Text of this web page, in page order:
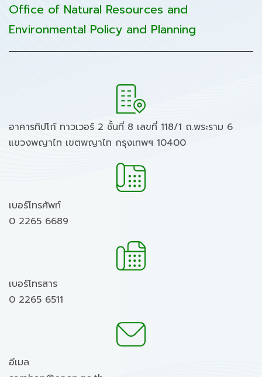
Office of Natural Resources and
Environmental Policy and Planning
อาคารทิปโก้ ทาวเวอร์ 2 ชั้นที่ 8 เลขที่ 118/1 ถ.พระราม 6
แขวงพญาไท เขตพญาไท กรุงเทพฯ 10400
เบอร์โทรศัพท์
0 2265 6689
เบอร์โทรสาร
0 2265 6511
อีเมล